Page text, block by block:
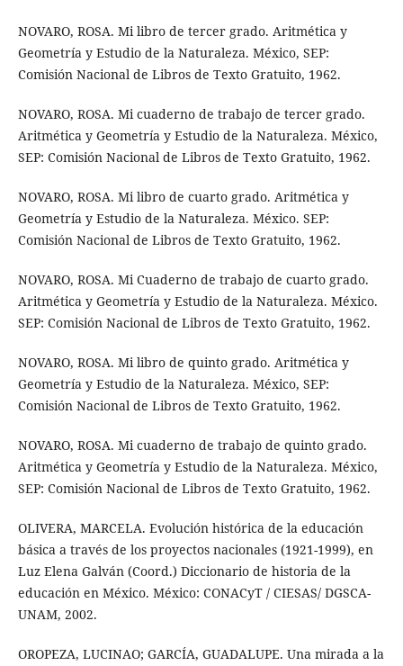
NOVARO, ROSA. Mi libro de tercer grado. Aritmética y
Geometría y Estudio de la Naturaleza. México, SEP:
Comisión Nacional de Libros de Texto Gratuito, 1962.
NOVARO, ROSA. Mi cuaderno de trabajo de tercer grado.
Aritmética y Geometría y Estudio de la Naturaleza. México,
SEP: Comisión Nacional de Libros de Texto Gratuito, 1962.
NOVARO, ROSA. Mi libro de cuarto grado. Aritmética y
Geometría y Estudio de la Naturaleza. México. SEP:
Comisión Nacional de Libros de Texto Gratuito, 1962.
NOVARO, ROSA. Mi Cuaderno de trabajo de cuarto grado.
Aritmética y Geometría y Estudio de la Naturaleza. México.
SEP: Comisión Nacional de Libros de Texto Gratuito, 1962.
NOVARO, ROSA. Mi libro de quinto grado. Aritmética y
Geometría y Estudio de la Naturaleza. México, SEP:
Comisión Nacional de Libros de Texto Gratuito, 1962.
NOVARO, ROSA. Mi cuaderno de trabajo de quinto grado.
Aritmética y Geometría y Estudio de la Naturaleza. México,
SEP: Comisión Nacional de Libros de Texto Gratuito, 1962.
OLIVERA, MARCELA. Evolución histórica de la educación
básica a través de los proyectos nacionales (1921-1999), en
Luz Elena Galván (Coord.) Diccionario de historia de la
educación en México. México: CONACyT / CIESAS/ DGSCA-
UNAM, 2002.
OROPEZA, LUCINAO; GARCÍA, GUADALUPE. Una mirada a la